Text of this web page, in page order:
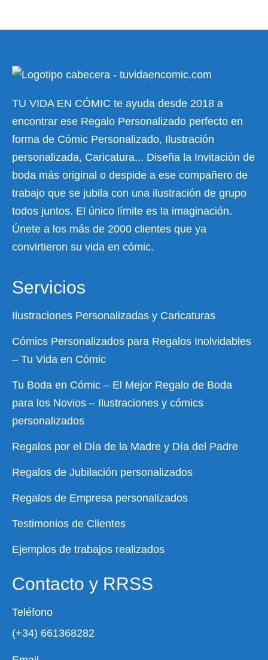
TU VIDA EN CÓMIC te ayuda desde 2018 a
encontrar ese Regalo Personalizado perfecto en
forma de Cómic Personalizado, Ilustración
personalizada, Caricatura... Diseña la Invitación de
boda más original o despide a ese compañero de
trabajo que se jubila con una ilustración de grupo
todos juntos. El único límite es la imaginación.
Únete a los más de 2000 clientes que ya
convirtieron su vida en cómic.
Servicios
Ilustraciones Personalizadas y Caricaturas
Cómics Personalizados para Regalos Inolvidables
– Tu Vida en Cómic
Tu Boda en Cómic – El Mejor Regalo de Boda
para los Novios – Ilustraciones y cómics
personalizados
Regalos por el Día de la Madre y Día del Padre
Regalos de Jubilación personalizados
Regalos de Empresa personalizados
Testimonios de Clientes
Ejemplos de trabajos realizados
Contacto y RRSS
Teléfono
(+34) 661368282